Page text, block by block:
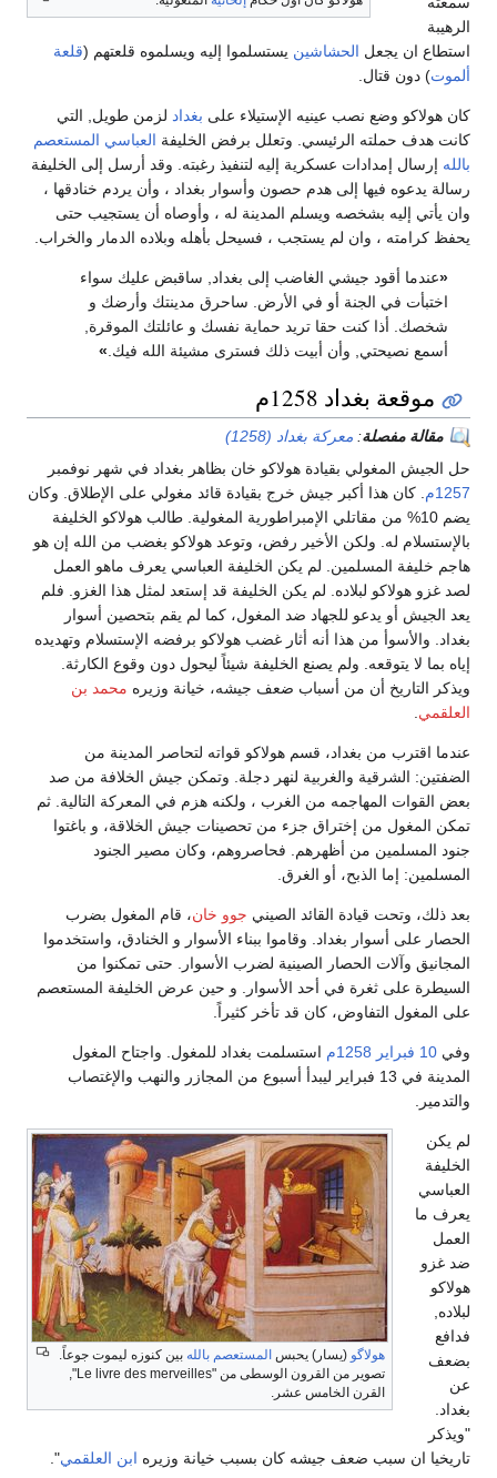
الرهيبة
استطاع ان يجعل الحشاشين يستسلموا إليه ويسلموه قلعتهم (قلعة
ألموت) دون قتال.
كان هولاكو وضع نصب عينيه الإستيلاء على بغداد لزمن طويل, التي
كانت هدف حملته الرئيسي. وتعلل برفض الخليفة العباسي المستعصم
بالله إرسال إمدادات عسكرية إليه لتنفيذ رغبته. وقد أرسل إلى الخليفة
رسالة يدعوه فيها إلى هدم حصون وأسوار بغداد ، وأن يردم خنادقها ،
وان يأتي إليه بشخصه ويسلم المدينة له ، وأوصاه أن يستجيب حتى
يحفظ كرامته ، وان لم يستجب ، فسيحل بأهله وبلاده الدمار والخراب.
«عندما أقود جيشي الغاضب إلى بغداد, ساقبض عليك سواء
اختبأت في الجنة أو في الأرض. ساحرق مدينتك وأرضك و
شخصك. أذا كنت حقا تريد حماية نفسك و عائلتك الموقرة,
أسمع نصيحتي, وأن أبيت ذلك فسترى مشيئة الله فيك. »
موقعة بغداد 1258م
مقالة مفصلة: معركة بغداد (1258)
حل الجيش المغولي بقيادة هولاكو خان بظاهر بغداد في شهر نوفمبر
1257م
. كان هذا أكبر جيش خرج بقيادة قائد مغولي على الإطلاق. وكان
يضم 10% من مقاتلي الإمبراطورية المغولية. طالب هولاكو الخليفة
بالإستسلام له. ولكن الأخير رفض، وتوعد هولاكو بغضب من الله إن هو
هاجم خليفة المسلمين. لم يكن الخليفة العباسي يعرف ماهو العمل
لصد غزو هولاكو لبلاده. لم يكن الخليفة قد إستعد لمثل هذا الغزو. فلم
يعد الجيش أو يدعو للجهاد ضد المغول، كما لم يقم بتحصين أسوار
بغداد. والأسوأ من هذا أنه أثار غضب هولاكو برفضه الإستسلام وتهديده
إياه بما لا يتوقعه. ولم يصنع الخليفة شيئاً ليحول دون وقوع الكارثة.
ويذكر التاريخ أن من أسباب ضعف جيشه، خيانة وزيره محمد بن
العلقمي
عندما اقترب من بغداد، قسم هولاكو قواته لتحاصر المدينة من
الضفتين: الشرقية والغربية لنهر دجلة. وتمكن جيش الخلافة من صد
بعض القوات المهاجمه من الغرب ، ولكنه هزم في المعركة التالية. ثم
تمكن المغول من إختراق جزء من تحصينات جيش الخلاقة، و باغتوا
جنود المسلمين من أظهرهم. فحاصروهم، وكان مصير الجنود
المسلمين: إما الذبح، أو الغرق.
بعد ذلك، وتحت قيادة القائد الصيني جوو خان، قام المغول بضرب
الحصار على أسوار بغداد. وقاموا ببناء الأسوار و الخنادق، واستخدموا
المجانيق وآلات الحصار الصينية لضرب الأسوار. حتى تمكنوا من
السيطرة على ثغرة في أحد الأسوار. و حين عرض الخليفة المستعصم
على المغول التفاوض، كان قد تأخر كثيراً.
وفي 10 فبراير 1258م
استسلمت بغداد للمغول. واجتاح المغول
المدينة في 13 فبراير ليبدأ أسبوع من المجازر والنهب والإغتصاب
والتدمير.
هولاگو (يسار) يحبس المستعصم بالله بين كنوزه ليموت جوعاً.
تصوير من القرون الوسطى من "Le livre des merveilles",
القرن الخامس عشر.
لم يكن
الخليفة
العباسي
يعرف ما
العمل
ضد غزو
هولاكو
لبلاده,
فدافع
بضعف
عن
بغداد.
"ويذكر
تاريخيا ان سبب ضعف جيشه كان بسبب خيانة وزيره ابن العلقمي".